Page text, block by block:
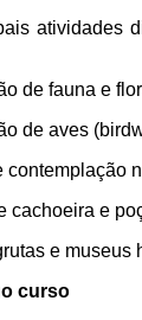
atividades
de fauna e
de aves
contemplação
cachoeira e
e museus
curso